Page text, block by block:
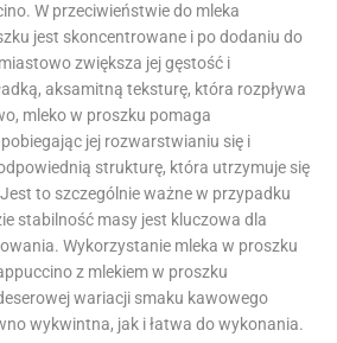
W przeciwieństwie do mleka
jest skoncentrowane i po dodaniu do
zwiększa jej gęstość i
aksamitną teksturę, która rozpływa
mleko w proszku pomaga
jej rozwarstwianiu się i
strukturę, która utrzymuje się
to szczególnie ważne w przypadku
stabilność masy jest kluczowa dla
Wykorzystanie mleka w proszku
z mlekiem w proszku
wariacji smaku kawowego
wykwintna, jak i łatwa do wykonania.